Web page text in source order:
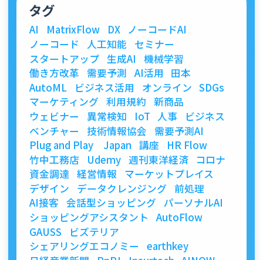
タグ
AI MatrixFlow DX
ノーコードAI
ノーコード
人工知能
セミナー
スタートアップ 生成AI
機械学習
働き方改革
需要予測 AI活用
田本
AutoML
ビジネス活用 オンライン SDGs
マーケティング 利用規約 新商品
ウェビナー
異常検知 IoT 人事
ビジネス
ベンチャー
技術情報協会
需要予測AI
Plug and Play Japan 講座
HR Flow
竹中工務店
Udemy 週刊東洋経済
コロナ
資金調達 経営情報 マーケットプレイス
デザイン
データクレンジング 前処理
AI接客 会話型ショッピング パーソナルAI
ショッピングアシスタント
AutoFlow
GAUSS
ビズテリア
シェアリングエコノミー
earthkey